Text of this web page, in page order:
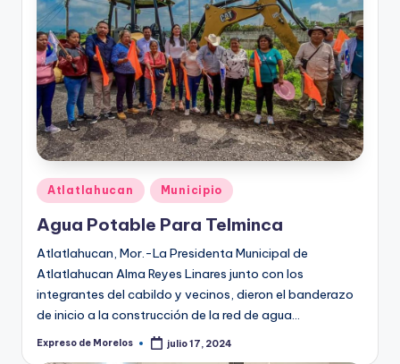
Publicado
en
Atlatlahucan Municipio
Agua Potable Para Telminca
Atlatlahucan, Mor.-La Presidenta Municipal de
Atlatlahucan Alma Reyes Linares junto con los
integrantes del cabildo y vecinos, dieron el banderazo
de inicio a la construcción de la red de agua…
Publicado
Expreso de Morelos julio 17, 2024